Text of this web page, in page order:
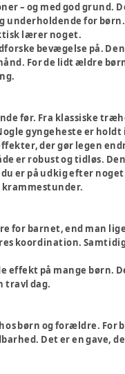
– og med god grund.
underholdende for
lærer noget.
bevægelse på.
For de lidt ældre
før. Fra klassiske
gyngeheste er
der gør legen
er robust og tidløs.
er på udkig efter
krammestunder.
for barnet, end man
koordination.
på mange børn.
travl dag.
børn og forældre.
Det er en gave,